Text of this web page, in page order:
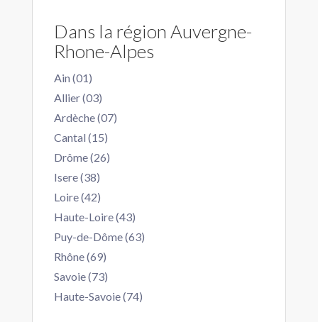
Dans la région Auvergne-
Rhone-Alpes
Ain (01)
Allier (03)
Ardèche (07)
Cantal (15)
Drôme (26)
Isere (38)
Loire (42)
Haute-Loire (43)
Puy-de-Dôme (63)
Rhône (69)
Savoie (73)
Haute-Savoie (74)